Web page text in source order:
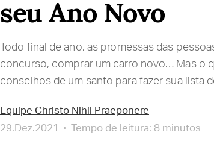
seu Ano Novo
Todo final de ano, as promessas das
concurso, comprar um carro novo… Mas o
conselhos de um santo para fazer sua lista
Equipe Christo Nihil Praeponere
29.Dez.2021
Tempo de leitura: 8 minutos